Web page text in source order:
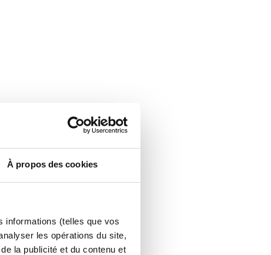
À propos des cookies
informations (telles que vos
les opérations du site,
la publicité et du contenu et